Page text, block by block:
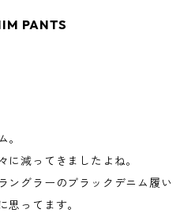
PANTS
。
に減ってきましたよね。
ングラーのブラックデニム履い
思ってます。